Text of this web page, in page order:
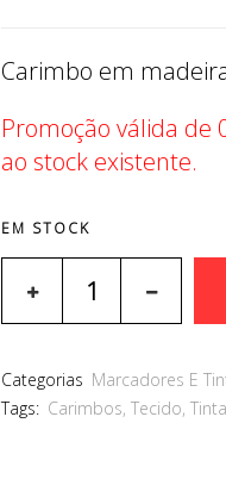
Carimbo em
Promoção válida de
ao stock existente.
EM STOCK
Categorias Marcadores E
Tags: Carimbos,Tecido,